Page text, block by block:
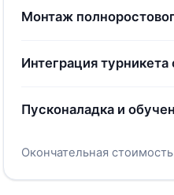
Монтаж
Интеграция
Пусконаладка и
Окончательная